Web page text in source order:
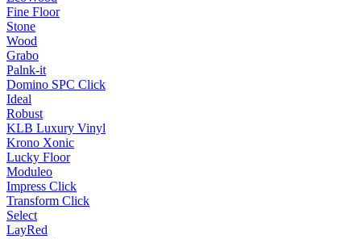
Fine Floor
Stone
Wood
Grabo
Palnk-it
Domino SPC Click
Ideal
Robust
KLB Luxury Vinyl
Krono Xonic
Lucky Floor
Moduleo
Impress Click
Transform Click
Select
LayRed